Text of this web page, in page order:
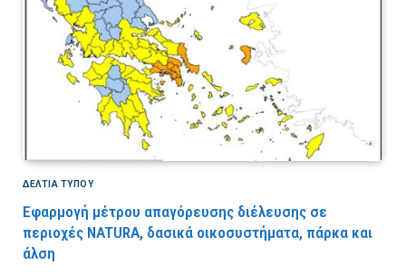
ΔΕΛΤΙΑ ΤΥΠΟΥ
Εφαρμογή μέτρου απαγόρευσης διέλευσης σε
περιοχές NATURA, δασικά οικοσυστήματα, πάρκα και
άλση